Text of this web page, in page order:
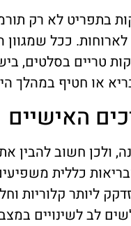
בתפריט לא רק
ככל שמגוון
טריים בסלטים,
או חטיף במהלך
האישיים
ולכן חשוב להבין
כללית
ליותר קלוריות
לב לשינויים